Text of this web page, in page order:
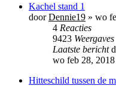
Kachel stand 1
doorDennie19 » wo
4 Reacties
9423 Weergaves
Laatste bericht
wo feb 28,
Hitteschild tussen de